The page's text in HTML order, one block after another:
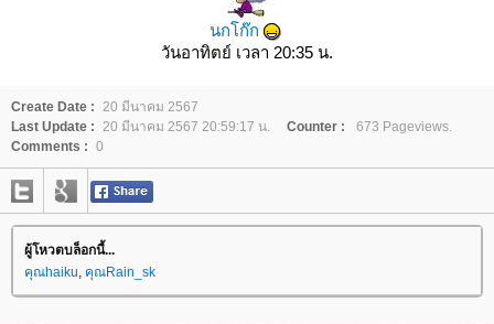
นกโก๊ก
วันอาทิตย์ เวลา 20:35 น.
Create Date : 20 มีนาคม 2567
Last Update : 20 มีนาคม 2567 20:59:17 น. Counter :
673 Pageviews.
Comments : 0
ผู้โหวตบล็อกนี้...
คุณhaiku, คุณRain_sk